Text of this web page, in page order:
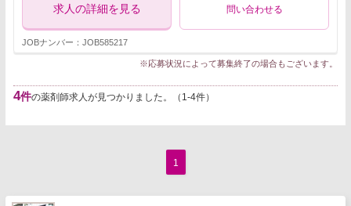
求人の詳細を見る 問い合わせる
JOBナンバー：JOB585217
※応募状況によって募集終了の場合もございます。
4件の薬剤師求人が見つかりました。（1-4件）
1